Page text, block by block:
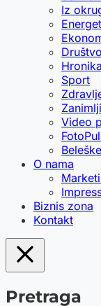
Iz
Društvo
Hronika
Sport
Video
O nama
Biznis zona
Kontakt
Pretraga